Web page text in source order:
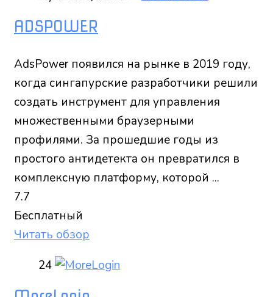
ADSPOWER
AdsPower появился на рынке в 2019 году,
когда сингапурские разработчики решили
создать инструмент для управления
множественными браузерными
профилями. За прошедшие годы из
простого антидетекта он превратился в
комплексную платформу, которой ...
7.7
Бесплатный
Читать обзор
24